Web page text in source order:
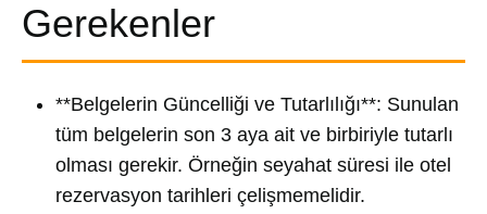
Gerekenler
**Belgelerin Güncelliği ve Tutarlılığı**: Sunulan
tüm belgelerin son 3 aya ait ve birbiriyle tutarlı
olması gerekir. Örneğin seyahat süresi ile otel
rezervasyon tarihleri çelişmemelidir.